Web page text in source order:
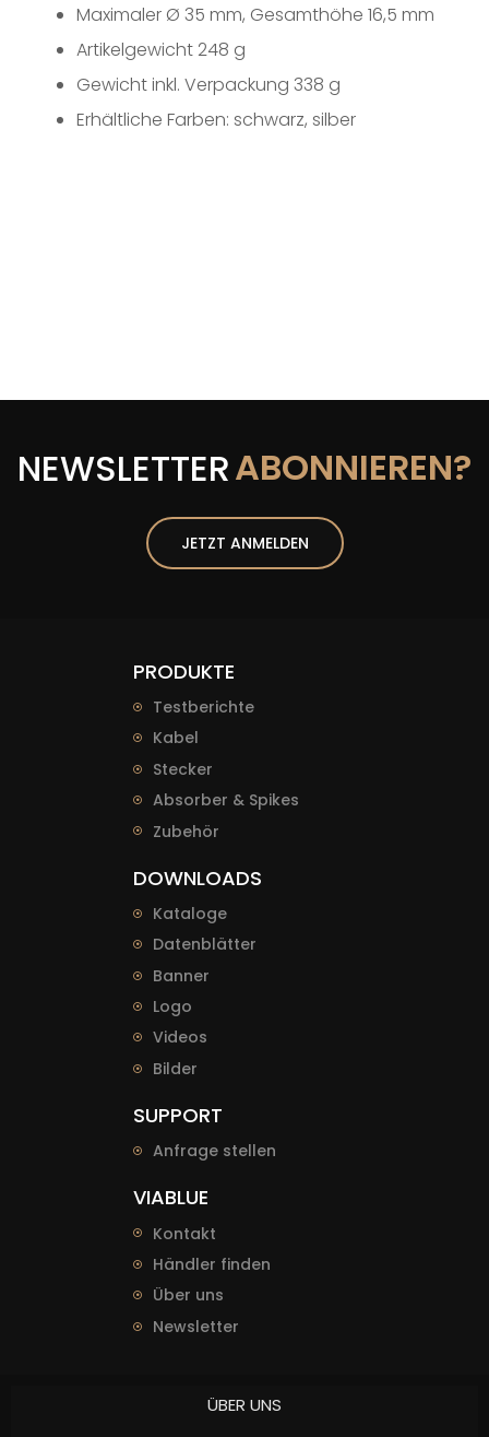
Maximaler Ø 35 mm, Gesamthöhe 16,5 mm
Artikelgewicht 248 g
Gewicht inkl. Verpackung 338 g
Erhältliche Farben: schwarz, silber
NEWSLETTERABONNIEREN?
JETZT ANMELDEN
PRODUKTE
Testberichte
Kabel
Stecker
Absorber & Spikes
Zubehör
DOWNLOADS
Kataloge
Datenblätter
Banner
Logo
Videos
Bilder
SUPPORT
Anfrage stellen
VIABLUE
Kontakt
Händler finden
Über uns
Newsletter
ÜBER UNS